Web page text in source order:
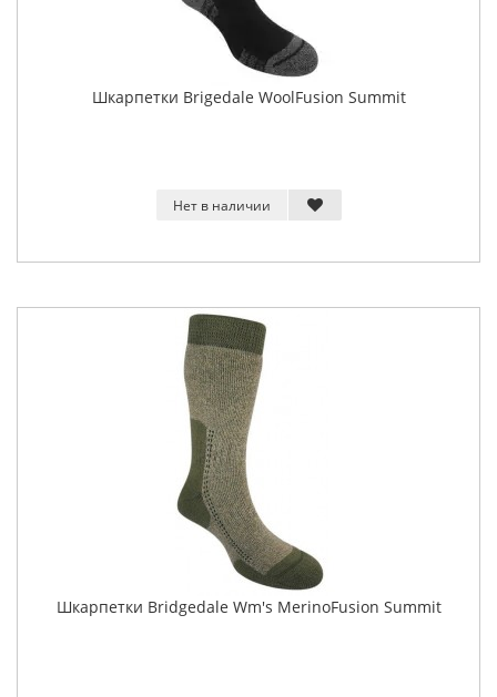
Шкарпетки Brigedale WoolFusion Summit
Нет в наличии
Шкарпетки Bridgedale Wm's MerinoFusion Summit